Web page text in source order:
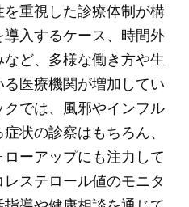
重視した診療体制が構
入するケース、時間外
ど、多様な働き方や生
医療機関が増加してい
では、風邪やインフル
状の診察はもちろん、
ーアップにも注力して
ステロール値のモニタ